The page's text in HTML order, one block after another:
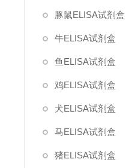
豚鼠ELISA试剂盒
牛ELISA试剂盒
鱼ELISA试剂盒
鸡ELISA试剂盒
犬ELISA试剂盒
马ELISA试剂盒
猪ELISA试剂盒